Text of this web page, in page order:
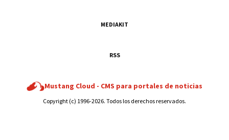
MEDIAKIT
RSS
Mustang Cloud - CMS para portales de noticias
Copyright (c) 1996-2026. Todos los derechos reservados.